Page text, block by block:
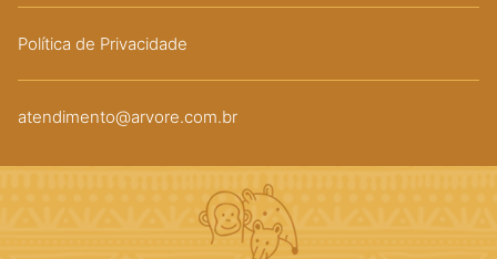
Política de Privacidade
atendimento@arvore.com.br